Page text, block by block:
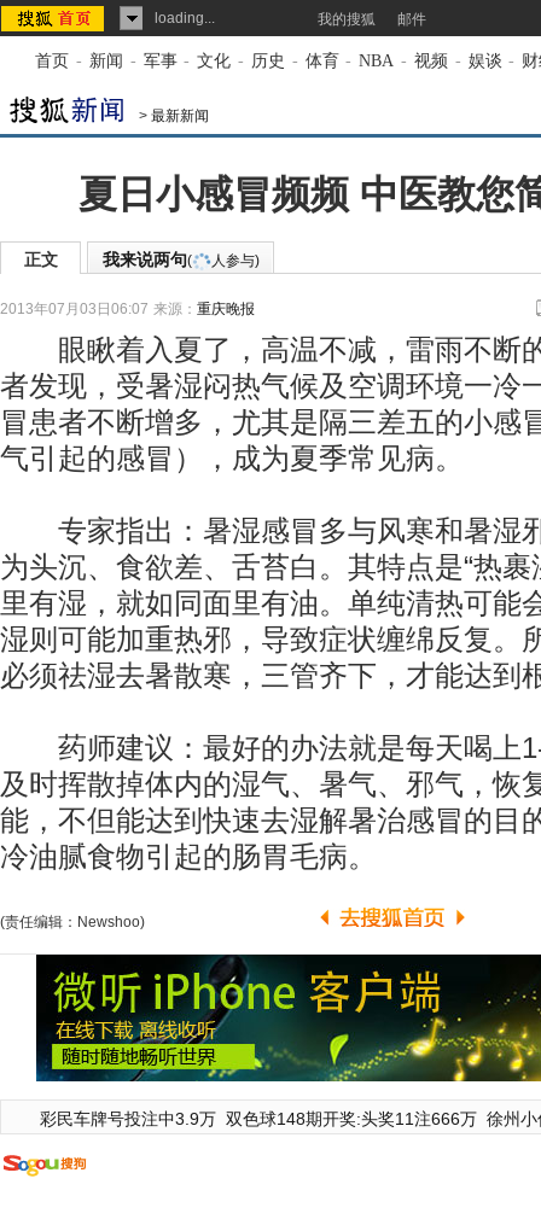
loading... 我的搜狐 邮件
首页 - 新闻 - 军事 - 文化 - 历史 - 体育 - NBA - 视频 - 娱谈 -
> 最新新闻
夏日小感冒频频 中医教您
正文 我来说两句( 人参与)
2013年07月03日06:07 来源： 重庆晚报
眼瞅着入夏了，高温不减，雷雨不断
者发现，受暑湿闷热气候及空调环境一冷
冒患者不断增多，尤其是隔三差五的小感
气引起的感冒），成为夏季常见病。
专家指出：暑湿感冒多与风寒和暑湿
为头沉、食欲差、舌苔白。其特点是“热裹
里有湿，就如同面里有油。单纯清热可能
湿则可能加重热邪，导致症状缠绵反复。
必须祛湿去暑散寒，三管齐下，才能达到
药师建议：最好的办法就是每天喝上
及时挥散掉体内的湿气、暑气、邪气，恢
能，不但能达到快速去湿解暑治感冒的目
冷油腻食物引起的肠胃毛病。
(责任编辑：Newshoo)
彩民车牌号投注中3.9万 双色球148期开奖:头奖11注666万 徐州